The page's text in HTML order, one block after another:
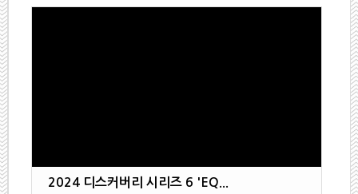
2024 디스커버리 시리즈 6 'EQ...